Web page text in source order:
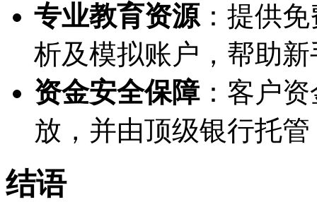
专业教育资源：提供
析及模拟账户，帮助
资金安全保障：客户
放，并由顶级银行托
结语